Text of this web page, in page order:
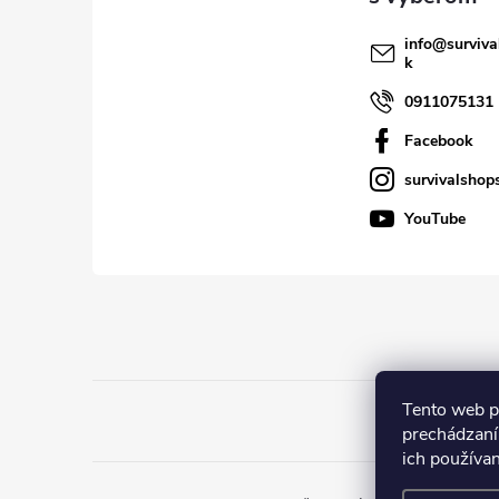
Tento web
ich
info@
k
0911075131
Facebook
YouTube